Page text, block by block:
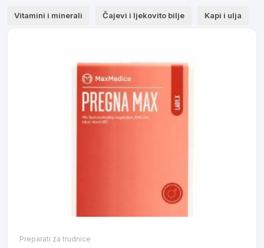
Vitamini i minerali Čajevi i ljekovito bilje Kapi i ulja
Preparati za trudnice